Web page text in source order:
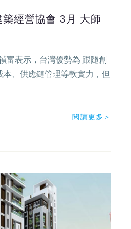
經營協會 3月 大師
富表示，台灣優勢為 跟隨創
本、供應鏈管理等軟實力，但
閱讀更多＞